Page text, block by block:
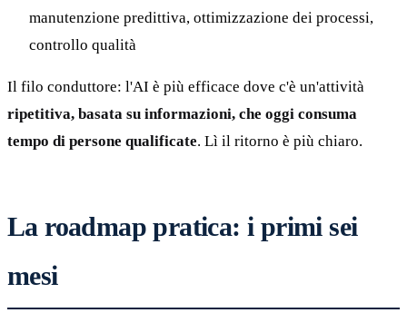
manutenzione predittiva, ottimizzazione dei processi,
controllo qualità
Il filo conduttore: l'AI è più efficace dove c'è un'attività
ripetitiva, basata su informazioni, che oggi consuma
tempo di persone qualificate. Lì il ritorno è più chiaro.
La roadmap pratica: i primi sei
mesi